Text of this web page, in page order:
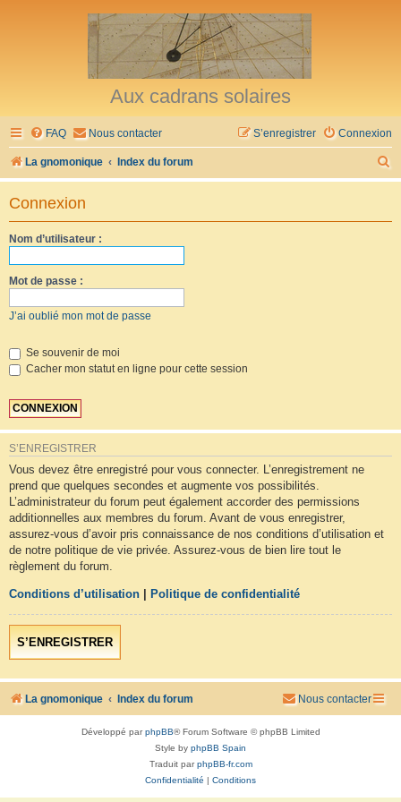
Aux cadrans solaires
FAQ Nous contacter Connexion
S’enregistrer
La gnomonique Index du forum
e
Connexion
Nom d’utilisateur :
Mot de passe :
J’ai oublié mon mot de passe
Se souvenir de moi
Cacher mon statut en ligne pour cette session
S’ENREGISTRER
Vous devez être enregistré pour vous connecter. L’enregistrement ne
prend que quelques secondes et augmente vos possibilités.
L’administrateur du forum peut également accorder des permissions
additionnelles aux membres du forum. Avant de vous enregistrer,
assurez-vous d’avoir pris connaissance de nos conditions d’utilisation et
de notre politique de vie privée. Assurez-vous de bien lire tout le
règlement du forum.
Conditions d’utilisation Politique de confidentialité
S’ENREGISTRER
La gnomonique Index du forum Nous contacter
Développé parphpBB® Forum Software © phpBB Limited
Style by phpBB Spain
Traduit parphpBB-fr.com
Confidentialité
Conditions